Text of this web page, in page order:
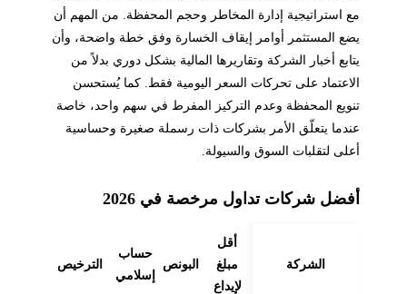
مع استراتيجية إدارة المخاطر وحجم المحفظة. من المهم أن
يضع المستثمر أوامر إيقاف الخسارة وفق خطة واضحة، وأن
يتابع أخبار الشركة وتقاريرها المالية بشكل دوري بدلاً من
الاعتماد على تحركات السعر اليومية فقط. كما يُستحسن
تنويع المحفظة وعدم التركيز المفرط في سهم واحد، خاصة
عندما يتعلّق الأمر بشركات ذات رسملة صغيرة وحساسية
أعلى لتقلبات السوق والسيولة.
أفضل شركات تداول مرخصة في 2026
الشركة
أقل
مبلغ
لإيداع
البونص
حساب
إسلامي
الترخيص